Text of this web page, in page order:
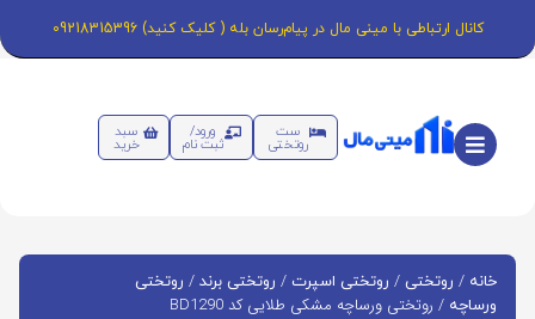
کانال ارتباطی با مینی مال در پیام‌رسان بله ( کلیک کنید) 09218315396
ست
روتختی
ورود/
ثبت نام
سبد
خرید
خانه / روتختی / روتختی اسپرت / روتختی برند / روتختی
ورساچه / روتختی ورساچه مشکی طلایی کد BD1290